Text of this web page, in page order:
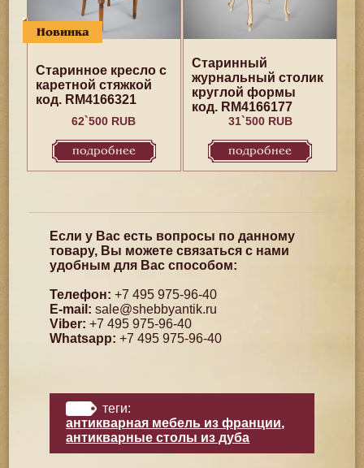
Новинка
Старинное кресло с
каретной стяжкой
код. RM4166321
62`500 RUB
подробнее
Старинный
журнальный столик
круглой формы
код. RM4166177
31`500 RUB
подробнее
Если у Вас есть вопросы по данному
товару, Вы можете связаться с нами
удобным для Вас способом:
Телефон: +7 495 975-96-40
E-mail: sale@shebbyantik.ru
Viber: +7 495 975-96-40
Whatsapp: +7 495 975-96-40
теги:
антикварная мебель из франции,
антикварные столы из дуба